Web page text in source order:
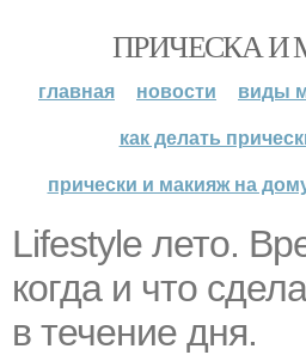
ПРИЧЕСКА
главная новости
виды
как делать
прически и макияж на
Lifestyle лето.
когда и что
в течение дня.